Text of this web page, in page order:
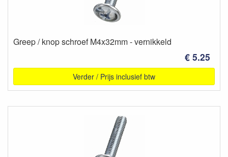
Greep / knop schroef M4x32mm - vernikkeld
€ 5.25
Verder / Prijs inclusief btw